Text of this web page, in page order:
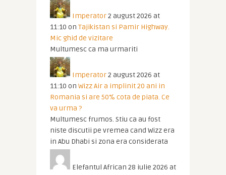
Imperator2 august 2026 at
11:10 on Tajikistan si Pamir Highway.
Mic ghid de vizitare
Multumesc ca ma urmariti
Imperator2 august 2026 at
11:10 on Wizz Air a implinit 20 ani in
Romania si are 50% cota de piata. Ce
va urma ?
Multumesc frumos. Stiu ca au fost
niste discutii pe vremea cand Wizz era
in Abu Dhabi si zona era considerata
Elefantul African 28 iulie 2026 at